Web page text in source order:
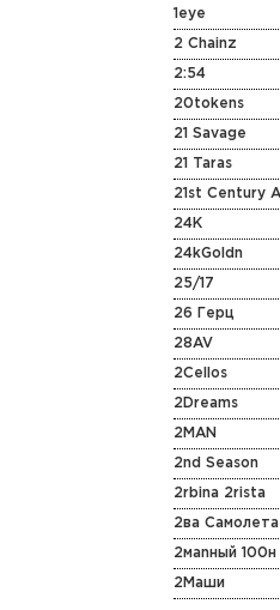
1eye
2 Chainz
2:54
20tokens
21 Savage
21 Taras
24K
24kGoldn
25/17
26 Герц
28AV
2Cellos
2Dreams
2MAN
2nd Season
2rbina 2rista
2ва Самолета
2маnный 100н
2Маши